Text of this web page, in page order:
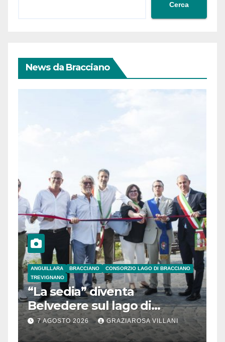
Cerca
News da Bracciano
ANGUILLARA BRACCIANO
CONSORZIO LAGO DI BRACCIANO
TREVIGNANO
“La sedia” diventa
Belvedere sul lago di
Bracciano: ieri
l’inaugurazione
7 AGOSTO 2026 GRAZIAROSA VILLANI